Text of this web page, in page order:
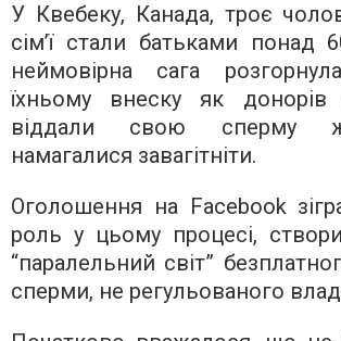
У Квебеку, Канада, троє
сім’ї стали батьками понад
неймовірна сага
їхньому внеску як донорів
віддали свою сперму
намагалися завагітніти.
Оголошення на Facebook
роль у цьому процесі,
“паралельний світ”
сперми, не регульованого